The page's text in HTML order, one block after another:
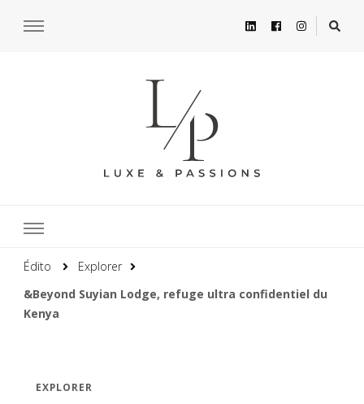
Édito
Explorer
&Beyond Suyian Lodge, refuge ultra confidentiel du
Kenya
EXPLORER